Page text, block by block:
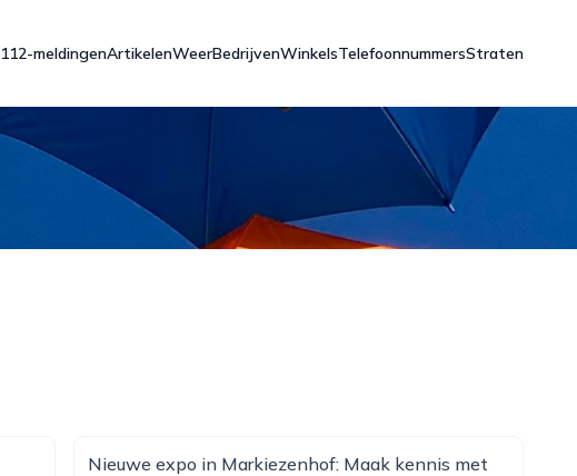
112-meldingenArtikelenWeerBedrijvenWinkelsTelefoonnummersStraten
Nieuwe expo in Markiezenhof: Maak kennis met